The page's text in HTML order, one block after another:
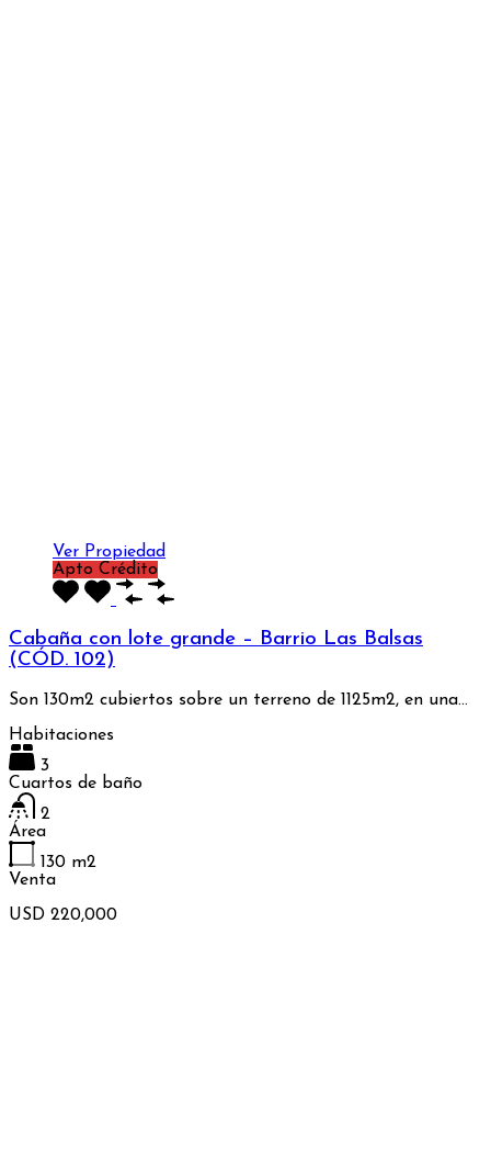
Ver Propiedad
Apto Crédito
Cabaña con lote grande – Barrio Las Balsas
(CÓD. 102)
Son 130m2 cubiertos sobre un terreno de 1125m2, en una…
Habitaciones
3
Cuartos de baño
2
Área
130 m2
Venta
USD 220,000